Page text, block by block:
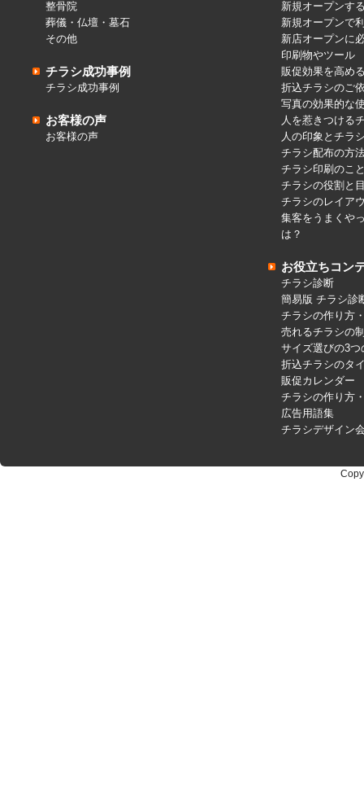
整骨院
葬儀・仏壇・墓石
その他
チラシ成功事例
チラシ成功事例
お客様の声
お客様の声
新規オープンす
新規オープンで
新店オープンに
印刷物やツール
販促効果を高め
折込チラシのご
写真の効果的な
人を惹きつける
人の印象とチラ
チラシ配布の方
チラシ印刷のこ
チラシの役割と
チラシのレイア
集客をうまくや
は？
お役立ちコン
チラシ診断
簡易版 チラシ診
チラシの作り方
売れるチラシの
サイズ選びの3つ
折込チラシのタ
販促カレンダー
チラシの作り方
広告用語集
チラシデザイン